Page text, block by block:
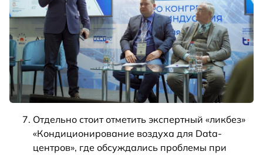
Отдельно стоит отметить экспертный «ликбез»
«Кондиционирование воздуха для Data-
центров», где обсуждались проблемы при